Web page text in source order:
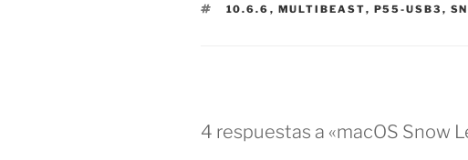
ETIQUETAS
10.6.6 , MULTIBEAST, P55-USB3 ,
4 respuestas a «macOS Snow